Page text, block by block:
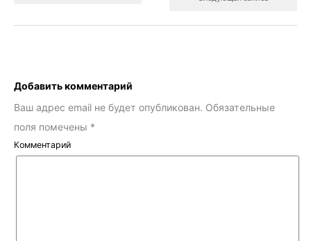
Добавить комментарий
Ваш адрес email не будет опубликован. Обязательные
поля помечены *
Комментарий